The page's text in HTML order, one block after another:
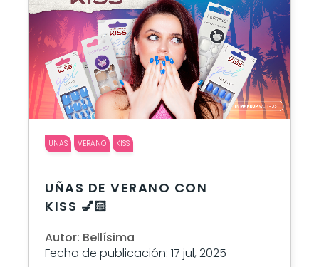
UÑAS VERANO KISS
UÑAS DE VERANO CON
KISS 💅🏻
Autor: Bellísima
Fecha de publicación: 17 jul, 2025